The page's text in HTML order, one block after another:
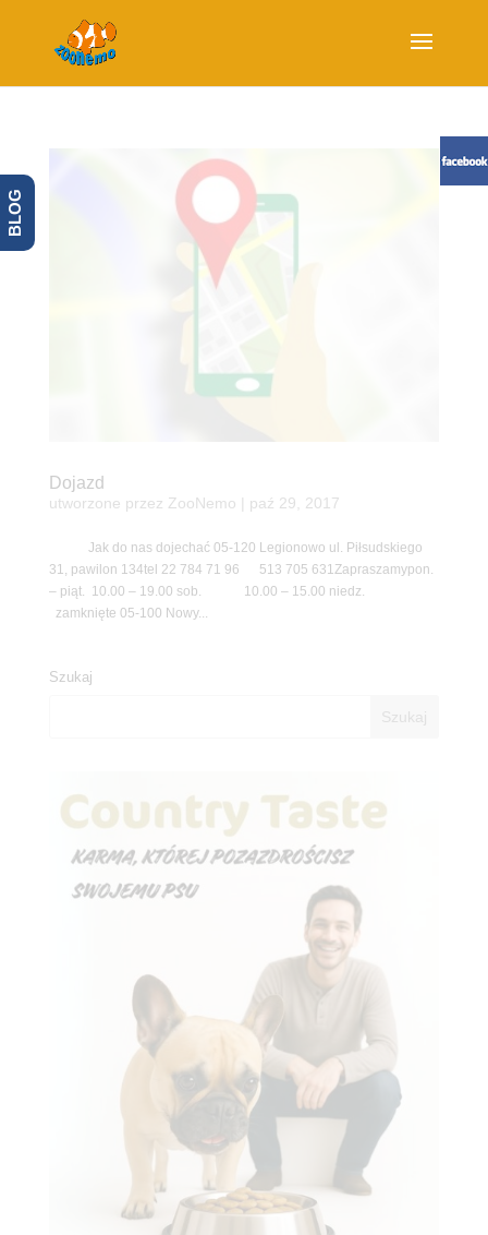
Dojazd
utworzone przez ZooNemo paź 29, 2017
Jak do nas dojechać 05-120 Legionowo ul. Piłsudskiego
31, pawilon 134tel 22 784 71 96 513 705 631Zapraszamypon.
– piąt. 10.00 – 19.00 sob. 10.00 – 15.00 niedz.
zamknięte 05-100 Nowy...
Szukaj
BLOG